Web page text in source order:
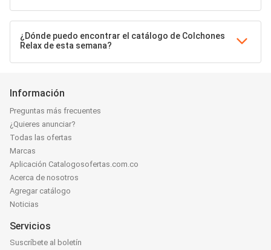
¿Dónde puedo encontrar el catálogo de Colchones
Relax de esta semana?
Información
Preguntas más frecuentes
¿Quieres anunciar?
Todas las ofertas
Marcas
Aplicación Catalogosofertas.com.co
Acerca de nosotros
Agregar catálogo
Noticias
Servicios
Suscríbete al boletín